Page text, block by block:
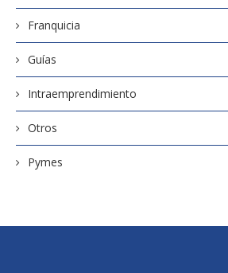
Franquicia
Guías
Intraemprendimiento
Otros
Pymes